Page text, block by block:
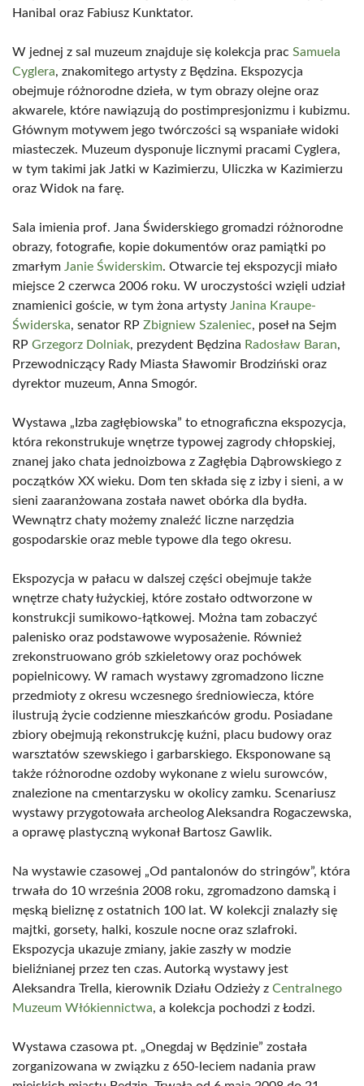
Hanibal oraz Fabiusz Kunktator.
W jednej z sal muzeum znajduje się kolekcja prac Samuela
Cyglera, znakomitego artysty z Będzina. Ekspozycja
obejmuje różnorodne dzieła, w tym obrazy olejne oraz
akwarele, które nawiązują do postimpresjonizmu i kubizmu.
Głównym motywem jego twórczości są wspaniałe widoki
miasteczek. Muzeum dysponuje licznymi pracami Cyglera,
w tym takimi jak Jatki w Kazimierzu, Uliczka w Kazimierzu
oraz Widok na farę.
Sala imienia prof. Jana Świderskiego gromadzi różnorodne
obrazy, fotografie, kopie dokumentów oraz pamiątki po
zmarłym Janie Świderskim. Otwarcie tej ekspozycji miało
miejsce 2 czerwca 2006 roku. W uroczystości wzięli udział
znamienici goście, w tym żona artysty Janina Kraupe-
Świderska, senator RP Zbigniew Szaleniec, poseł na Sejm
RP Grzegorz Dolniak, prezydent Będzina Radosław Baran,
Przewodniczący Rady Miasta Sławomir Brodziński oraz
dyrektor muzeum, Anna Smogór.
Wystawa „Izba zagłębiowska” to etnograficzna ekspozycja,
która rekonstrukuje wnętrze typowej zagrody chłopskiej,
znanej jako chata jednoizbowa z Zagłębia Dąbrowskiego z
początków XX wieku. Dom ten składa się z izby i sieni, a w
sieni zaaranżowana została nawet obórka dla bydła.
Wewnątrz chaty możemy znaleźć liczne narzędzia
gospodarskie oraz meble typowe dla tego okresu.
Ekspozycja w pałacu w dalszej części obejmuje także
wnętrze chaty łużyckiej, które zostało odtworzone w
konstrukcji sumikowo-łątkowej. Można tam zobaczyć
palenisko oraz podstawowe wyposażenie. Również
zrekonstruowano grób szkieletowy oraz pochówek
popielnicowy. W ramach wystawy zgromadzono liczne
przedmioty z okresu wczesnego średniowiecza, które
ilustrują życie codzienne mieszkańców grodu. Posiadane
zbiory obejmują rekonstrukcję kuźni, placu budowy oraz
warsztatów szewskiego i garbarskiego. Eksponowane są
także różnorodne ozdoby wykonane z wielu surowców,
znalezione na cmentarzysku w okolicy zamku. Scenariusz
wystawy przygotowała archeolog Aleksandra Rogaczewska,
a oprawę plastyczną wykonał Bartosz Gawlik.
Na wystawie czasowej „Od pantalonów do stringów”, która
trwała do 10 września 2008 roku, zgromadzono damską i
męską bieliznę z ostatnich 100 lat. W kolekcji znalazły się
majtki, gorsety, halki, koszule nocne oraz szlafroki.
Ekspozycja ukazuje zmiany, jakie zaszły w modzie
bieliźnianej przez ten czas. Autorką wystawy jest
Aleksandra Trella, kierownik Działu Odzieży z Centralnego
Muzeum Włókiennictwa, a kolekcja pochodzi z Łodzi.
Wystawa czasowa pt. „Onegdaj w Będzinie” została
zorganizowana w związku z 650-leciem nadania praw